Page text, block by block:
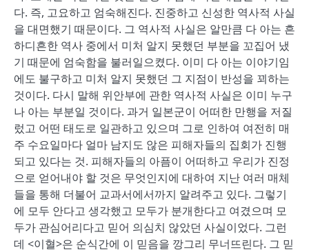
다. 즉, 고요하고 엄숙해진다. 진중하고 신성한 역사적 사실
을 대면했기 때문이다. 그 역사적 사실은 알만큼 다 아는 흔
하디흔한 역사 중에서 미처 알지 못했던 부분을 꼬집어 냈
기 때문에 엄숙함을 불러일으켰다. 이미 다 아는 이야기임
에도 불구하고 미처 알지 못했던 그 지점이 반성을 꾀하는
것이다. 다시 말해 위안부에 관한 역사적 사실은 이미 누구
나 아는 부분일 것이다. 과거 일본군이 어떠한 만행을 저질
렀고 어떤 태도로 일관하고 있으며 그로 인하여 여전히 매
주 수요일마다 얼마 남지도 않은 피해자들의 집회가 진행
되고 있다는 것. 피해자들의 아픔이 어떠하고 우리가 진정
으로 얻어내야 할 것은 무엇인지에 대하여 지난 여러 매체
들을 통해 더불어 교과서에서까지 알려주고 있다. 그렇기
에 모두 안다고 생각했고 모두가 분개한다고 여겼으며 모
두가 관심어리다고 믿어 의심치 않았던 사실이었다. 그런
데 <이혈>은 순식간에 이 믿음을 깡그리 무너뜨린다. 그 믿